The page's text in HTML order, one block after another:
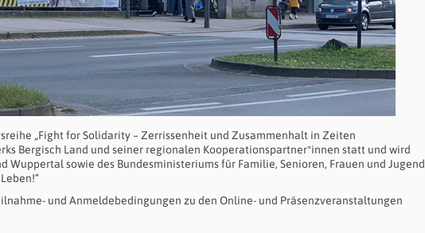
„Fight for Solidarity – Zerrissenheit und Zusammenhalt in Zeiten
Bergisch Land und seiner regionalen Kooperationspartner*innen statt und wird
Wuppertal sowie des Bundesministeriums für Familie, Senioren, Frauen und Jugend
und Anmeldebedingungen zu den Online- und Präsenzveranstaltungen